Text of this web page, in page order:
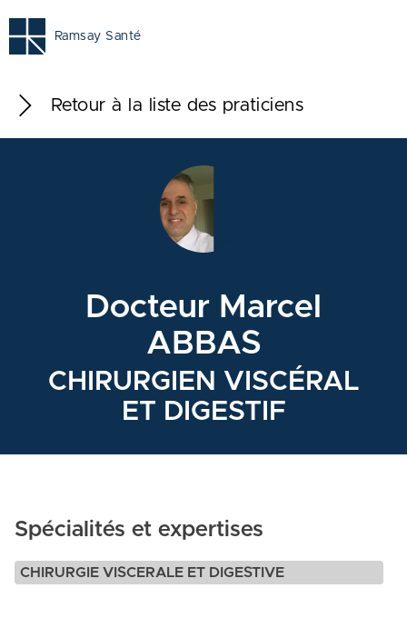
Ramsay Santé
Retour à la liste des praticiens
Docteur Marcel
ABBAS
CHIRURGIEN VISCÉRAL
ET DIGESTIF
Spécialités et expertises
CHIRURGIE VISCERALE ET DIGESTIVE